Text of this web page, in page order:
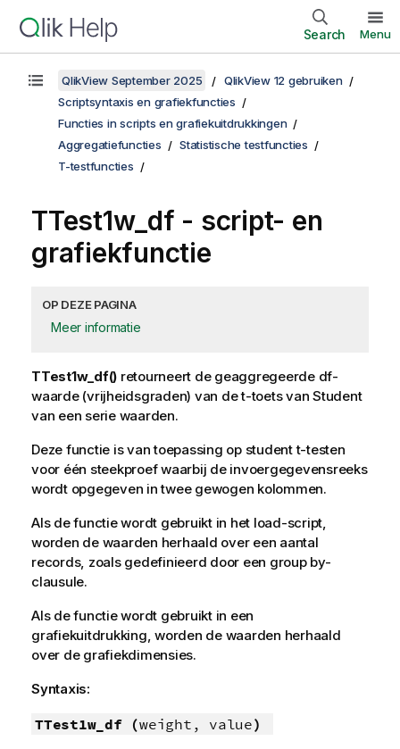
Search Menu
QlikView September 2025
QlikView 12 gebruiken
Scriptsyntaxis en grafiekfuncties
Functies in scripts en grafiekuitdrukkingen
Aggregatiefuncties
Statistische testfuncties
T-testfuncties
TTest1w_df - script- en
grafiekfunctie
OP DEZE PAGINA
Meer informatie
TTest1w_df() retourneert de geaggregeerde df-
waarde (vrijheidsgraden) van de t-toets van Student
van een serie waarden.
Deze functie is van toepassing op student t-testen
voor één steekproef waarbij de invoergegevensreeks
wordt opgegeven in twee gewogen kolommen.
Als de functie wordt gebruikt in het load-script,
worden de waarden herhaald over een aantal
records, zoals gedefinieerd door een group by-
clausule.
Als de functie wordt gebruikt in een
grafiekuitdrukking, worden de waarden herhaald
over de grafiekdimensies.
Syntaxis:
TTest1w_df (weight, value)